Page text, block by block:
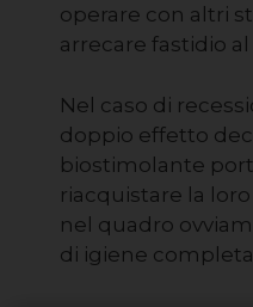
operare con altri
arrecare fastidio
Nel caso di
doppio effetto
biostimolante
riacquistare la
nel quadro
di igiene